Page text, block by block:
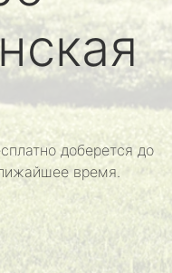
доберется до
время.